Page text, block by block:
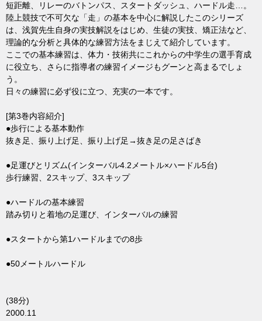
短距離、リレーのバトンパス、スタートダッシュ、ハードル走…。
陸上競技で不可欠な「走」の基本を中心に解説したこのシリーズ
は、浅賀先生自身の実技解説をはじめ、生徒の実技、矯正法など、
理論的な分析と具体的な練習方法をまじえて紹介しています。
ここでの基本練習は、体力・技術共にこれからの中学生の選手育成
に役立ち、さらに指導者の練習イメージもグーンと高まるでしょ
う。
日々の練習に必ず役に立つ、充実の一本です。
[第3巻内容紹介]
●歩行による基本動作
抜き足、振り上げ足、振り上げ足→抜き足の足さばき
●足運びとリズム(インターバル4.2メートル×ハードル5台)
歩行練習、2スキップ、3スキップ
●ハードルの基本練習
踏み切りと着地の足運び、インターバルの練習
●スタートから第1ハードルまでの8歩
●50メートルハードル
(38分)
2000.11